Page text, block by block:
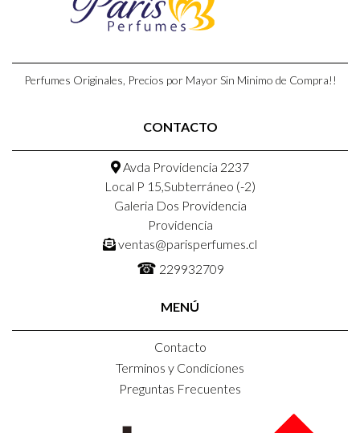
Perfumes Originales, Precios por Mayor Sin Minimo de Compra!!
CONTACTO
Avda Providencia 2237
Local P 15,Subterráneo (-2)
Galeria Dos Providencia
Providencia
ventas@parisperfumes.cl
☎ 229932709
MENÚ
Contacto
Terminos y Condiciones
Preguntas Frecuentes